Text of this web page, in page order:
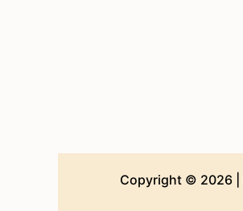
Copyright © 2026 |